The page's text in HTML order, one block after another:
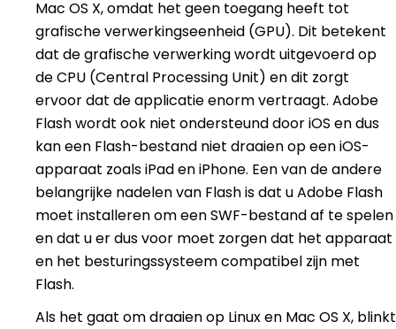
Mac OS X, omdat het geen toegang heeft tot
grafische verwerkingseenheid (GPU). Dit betekent
dat de grafische verwerking wordt uitgevoerd op
de CPU (Central Processing Unit) en dit zorgt
ervoor dat de applicatie enorm vertraagt. Adobe
Flash wordt ook niet ondersteund door iOS en dus
kan een Flash-bestand niet draaien op een iOS-
apparaat zoals iPad en iPhone. Een van de andere
belangrijke nadelen van Flash is dat u Adobe Flash
moet installeren om een SWF-bestand af te spelen
en dat u er dus voor moet zorgen dat het apparaat
en het besturingssysteem compatibel zijn met
Flash.
Als het gaat om draaien op Linux en Mac OS X, blinkt